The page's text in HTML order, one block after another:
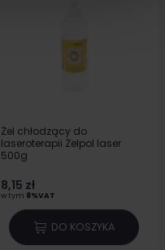
Żel chłodzący do
laseroterapii Żelpol laser
500g
8,15 zł
w tym 8%VAT
DO KOSZYKA